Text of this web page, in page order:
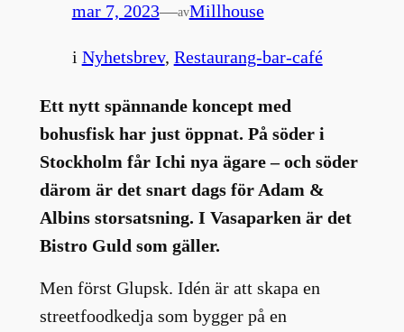
mar 7, 2023—avMillhouse
i Nyhetsbrev, Restaurang-bar-café
Ett nytt spännande koncept med
bohusfisk har just öppnat. På söder i
Stockholm får Ichi nya ägare – och söder
därom är det snart dags för Adam &
Albins storsatsning. I Vasaparken är det
Bistro Guld som gäller.
Men först Glupsk. Idén är att skapa en
streetfoodkedja som bygger på en